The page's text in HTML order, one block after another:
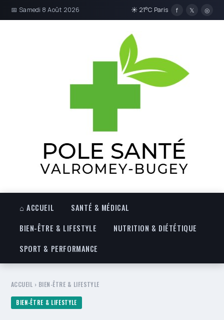
📅 Samedi 8 Août 2026 ☀ 21°C Paris f 𝕏 ◎
⌂ ACCUEIL
SANTÉ & MÉDICAL
BIEN-ÊTRE & LIFESTYLE
NUTRITION & DIÉTÉTIQUE
SPORT & PERFORMANCE
ACCUEIL › BIEN-ÊTRE & LIFESTYLE
BIEN-ÊTRE & LIFESTYLE